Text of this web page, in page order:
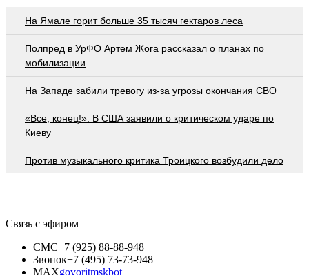
На Ямале горит больше 35 тысяч гектаров леса
Полпред в УрФО Артем Жога рассказал о планах по
мобилизации
На Западе забили тревогу из-за угрозы окончания СВО
«Все, конец!». В США заявили о критическом ударе по
Киеву
Против музыкального критика Троицкого возбудили дело
Связь с эфиром
СМС+7 (925) 88-88-948
Звонок+7 (495) 73-73-948
MAXgovoritmskbot